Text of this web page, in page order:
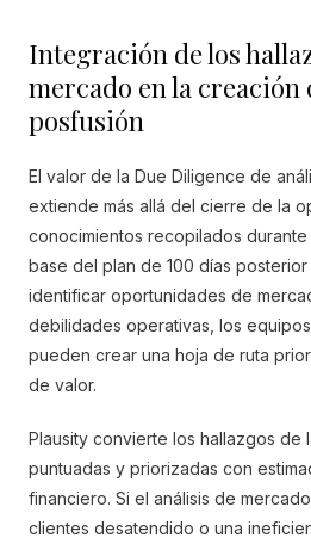
Integración de los
mercado en la creación
posfusión
El valor de la Due Diligence de
extiende más allá del cierre de la
conocimientos recopilados
base del plan de 100 días posterior
identificar oportunidades de
debilidades operativas, los
pueden crear una hoja de ruta
de valor.
Plausity convierte los hallazgos de
puntuadas y priorizadas con
financiero. Si el análisis de
clientes desatendido o una